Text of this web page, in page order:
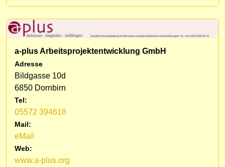
a-plus Arbeitsprojektentwicklung GmbH
Adresse
Bildgasse 10d
6850 Dornbirn
Tel:
05572 394618
Mail:
eMail
Web:
www.a-plus.org